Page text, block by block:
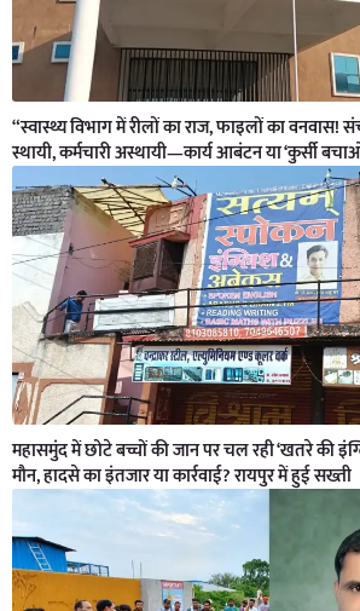
“स्वास्थ्य विभाग में रीलों का राज, फाइलों का वनवास!
स्थायी, कर्मचारी अस्थायी—कार्य आबंटन या ‘कुर्सी
महासमुंद में छोटे बच्चों की जान पर चल रही ‘खतरे की
मौन, हादसे का इंतजार या कार्रवाई? रायपुर में हुई सख्ती